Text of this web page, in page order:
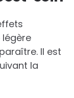
légère
Il est
la